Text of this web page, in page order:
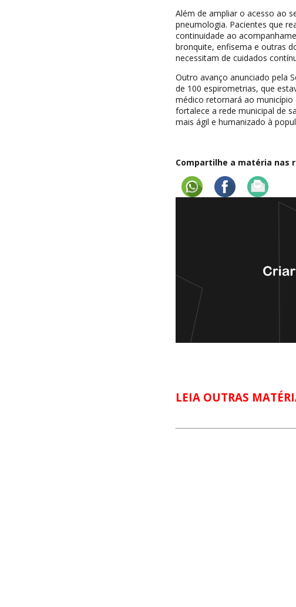
Além de ampliar o acesso ao
pneumologia. Pacientes que
continuidade ao
bronquite, enfisema e outras
necessitam de cuidados
Outro avanço anunciado pela
de 100 espirometrias, que
médico retornará ao
fortalece a rede municipal de
mais ágil e humanizado à
Compartilhe a matéria nas
LEIA OUTRAS